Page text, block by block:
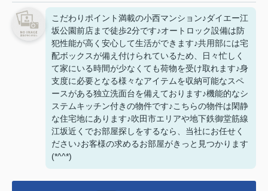
こだわりポイント満載の小西マンション♪ダイエー江
坂公園前店まで徒歩2分です♪オートロック設備は防
犯性能が高く安心して生活ができます♪共用部には宅
配ボックスが備え付けられているため、日々忙しく
て家にいる時間が少なくても荷物を受け取れます♪身
支度に必要となる様々なアイテムを収納可能なスペ
ースがある独立洗面台を備えております♪機能的なシ
ステムキッチン付きの物件です♪こちらの物件は閑静
な住宅地にあります♪吹田市エリアや地下鉄御堂筋線
江坂近くでお部屋探しをするなら、当社にお任せく
ださい♪お客様の求めるお部屋がきっと見つかります
(*^^*)